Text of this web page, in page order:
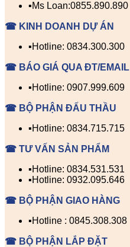
▪️Ms Loan:0855.890.890
☎ KINH DOANH DỰ ÁN
▪️Hotline: 0834.300.300
☎ BÁO GIÁ QUA ĐT/EMAIL
▪️Hotline: 0907.999.609
☎ BỘ PHẬN ĐẤU THẦU
▪️Hotline: 0834.715.715
☎ TƯ VẤN SẢN PHẨM
▪️Hotline: 0834.531.531
▪️Hotline: 0932.095.646
☎ BỘ PHẬN GIAO HÀNG
▪️Hotline : 0845.308.308
☎ BỘ PHẬN LẮP ĐẶT